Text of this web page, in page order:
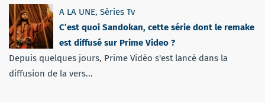
A LA UNE, Séries Tv
C’est quoi Sandokan, cette série dont le remake
est diffusé sur Prime Video ?
Depuis quelques jours, Prime Vidéo s'est lancé dans la
diffusion de la vers...